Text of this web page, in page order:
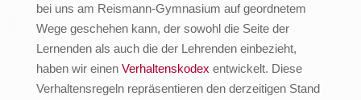
bei uns am Reismann-Gymnasium auf geordnetem
Wege geschehen kann, der sowohl die Seite der
Lernenden als auch die der Lehrenden einbezieht,
haben wir einen Verhaltenskodex entwickelt. Diese
Verhaltensregeln repräsentieren den derzeitigen Stand